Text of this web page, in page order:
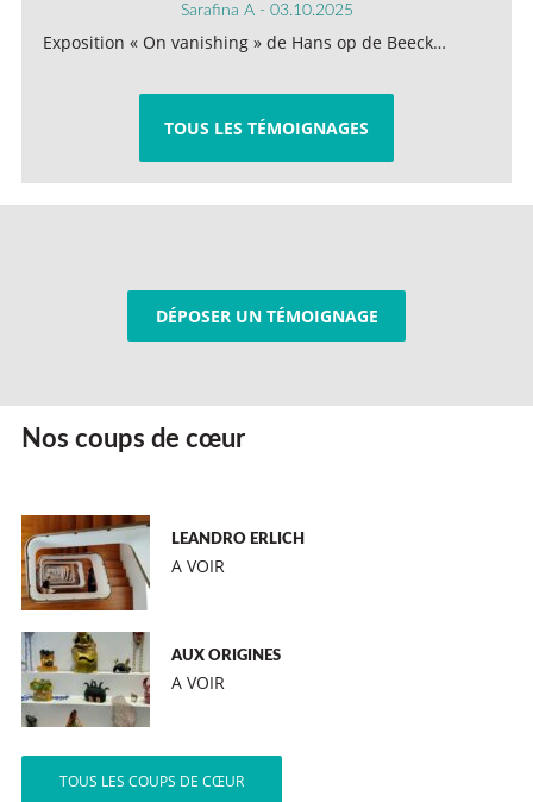
Sarafina A - 03.10.2025
Exposition « On vanishing » de Hans op de Beeck…
TOUS LES TÉMOIGNAGES
DÉPOSER UN TÉMOIGNAGE
Nos coups de cœur
LEANDRO ERLICH
A VOIR
AUX ORIGINES
A VOIR
TOUS LES COUPS DE CŒUR